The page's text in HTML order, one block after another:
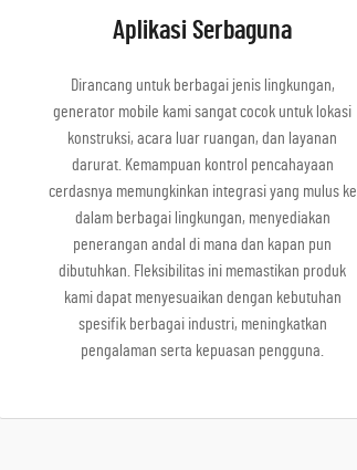
Aplikasi Serbaguna
Dirancang untuk berbagai jenis lingkungan,
generator mobile kami sangat cocok untuk lokasi
konstruksi, acara luar ruangan, dan layanan
darurat. Kemampuan kontrol pencahayaan
cerdasnya memungkinkan integrasi yang mulus ke
dalam berbagai lingkungan, menyediakan
penerangan andal di mana dan kapan pun
dibutuhkan. Fleksibilitas ini memastikan produk
kami dapat menyesuaikan dengan kebutuhan
spesifik berbagai industri, meningkatkan
pengalaman serta kepuasan pengguna.